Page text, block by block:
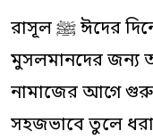
রাসূল ﷺ ঈদের দিনে কিছু বিশেষ আমল করতেন, যা
মুসলমানদের জন্য
নামাজের আগে
সহজভাবে তুলে